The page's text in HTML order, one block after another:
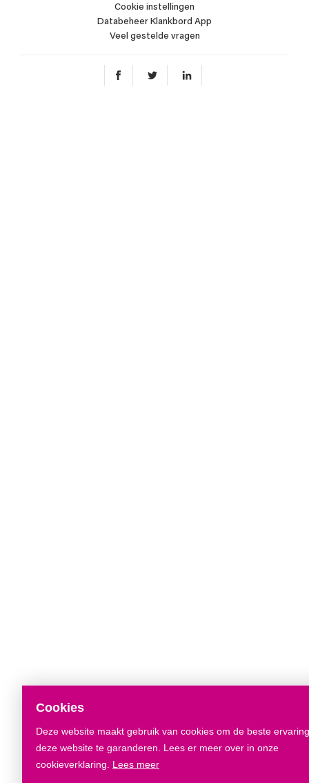
Cookies
Deze website maakt gebruik van cookies om de beste
deze website te garanderen. Lees er meer over in onze
cookieverklaring. Lees meer
Cookie instellingen
Databeheer Klankbord App
Veel gestelde vragen